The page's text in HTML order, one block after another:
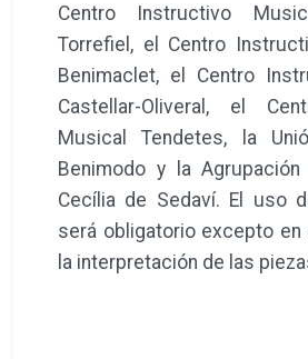
Centro Instructivo
Torrefiel, el Centro
Benimaclet, el Centro
Castellar-Oliveral, el
Musical Tendetes, la
Benimodo y la
Cecília de Sedaví. El uso
será obligatorio excepto en
la interpretación de las